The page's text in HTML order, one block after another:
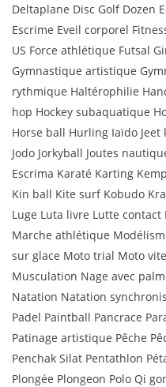
Deltaplane Disc Golf Dozen
Escrime Eveil corporel
US Force athlétique Futsal
Gymnastique artistique
rythmique Haltérophilie
hop Hockey subaquatique
Horse ball Hurling Iaïdo Jeet
Jodo Jorkyball Joutes
Escrima Karaté Karting
Kin ball Kite surf Kobudo
Luge Luta livre Lutte
Marche athlétique
sur glace Moto trial Moto
Musculation Nage avec
Natation Natation
Padel Paintball Pancrace
Patinage artistique Pêche
Penchak Silat Pentathlon
Plongée Plongeon Polo Qi